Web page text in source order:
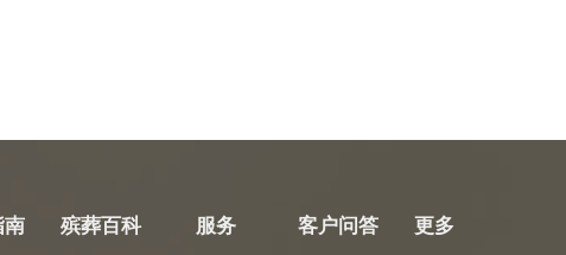
南 殡葬百科 服务 客户问答 更多